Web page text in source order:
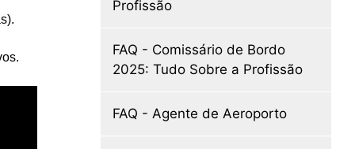
Profissão
FAQ - Comissário de Bordo
2025: Tudo Sobre a Profissão
FAQ - Agente de Aeroporto